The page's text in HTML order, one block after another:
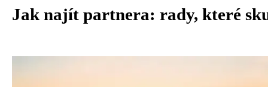
Jak najít partnera: rady, které